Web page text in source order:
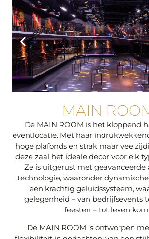
MAIN
De MAIN ROOM is het kloppend
eventlocatie. Met haar
hoge plafonds en strak maar
deze zaal het ideale decor voor elk
Ze is uitgerust met geavanceerde
technologie, waaronder
een krachtig geluidssysteem,
gelegenheid – van bedrijfsevents
feesten – tot leven
De MAIN ROOM is ontworpen